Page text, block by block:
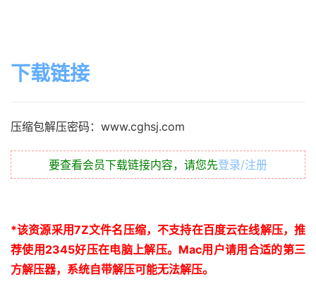
下载链接
压缩包解压密码：www.cghsj.com
要查看会员下载链接内容，请您先登录/注册
*该资源采用7Z文件名压缩，不支持在百度云在线解压，推
荐使用2345好压在电脑上解压。 Mac用户请用合适的第三
方解压器，系统自带解压可能无法解压。